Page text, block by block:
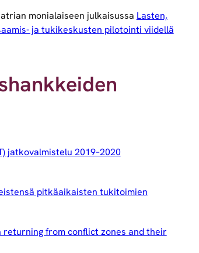
monialaiseen julkaisussa Lasten,
ja tukikeskusten pilotointi viidellä
jatkovalmistelu 2019–2020
pitkäaikaisten tukitoimien
from conflict zones and their